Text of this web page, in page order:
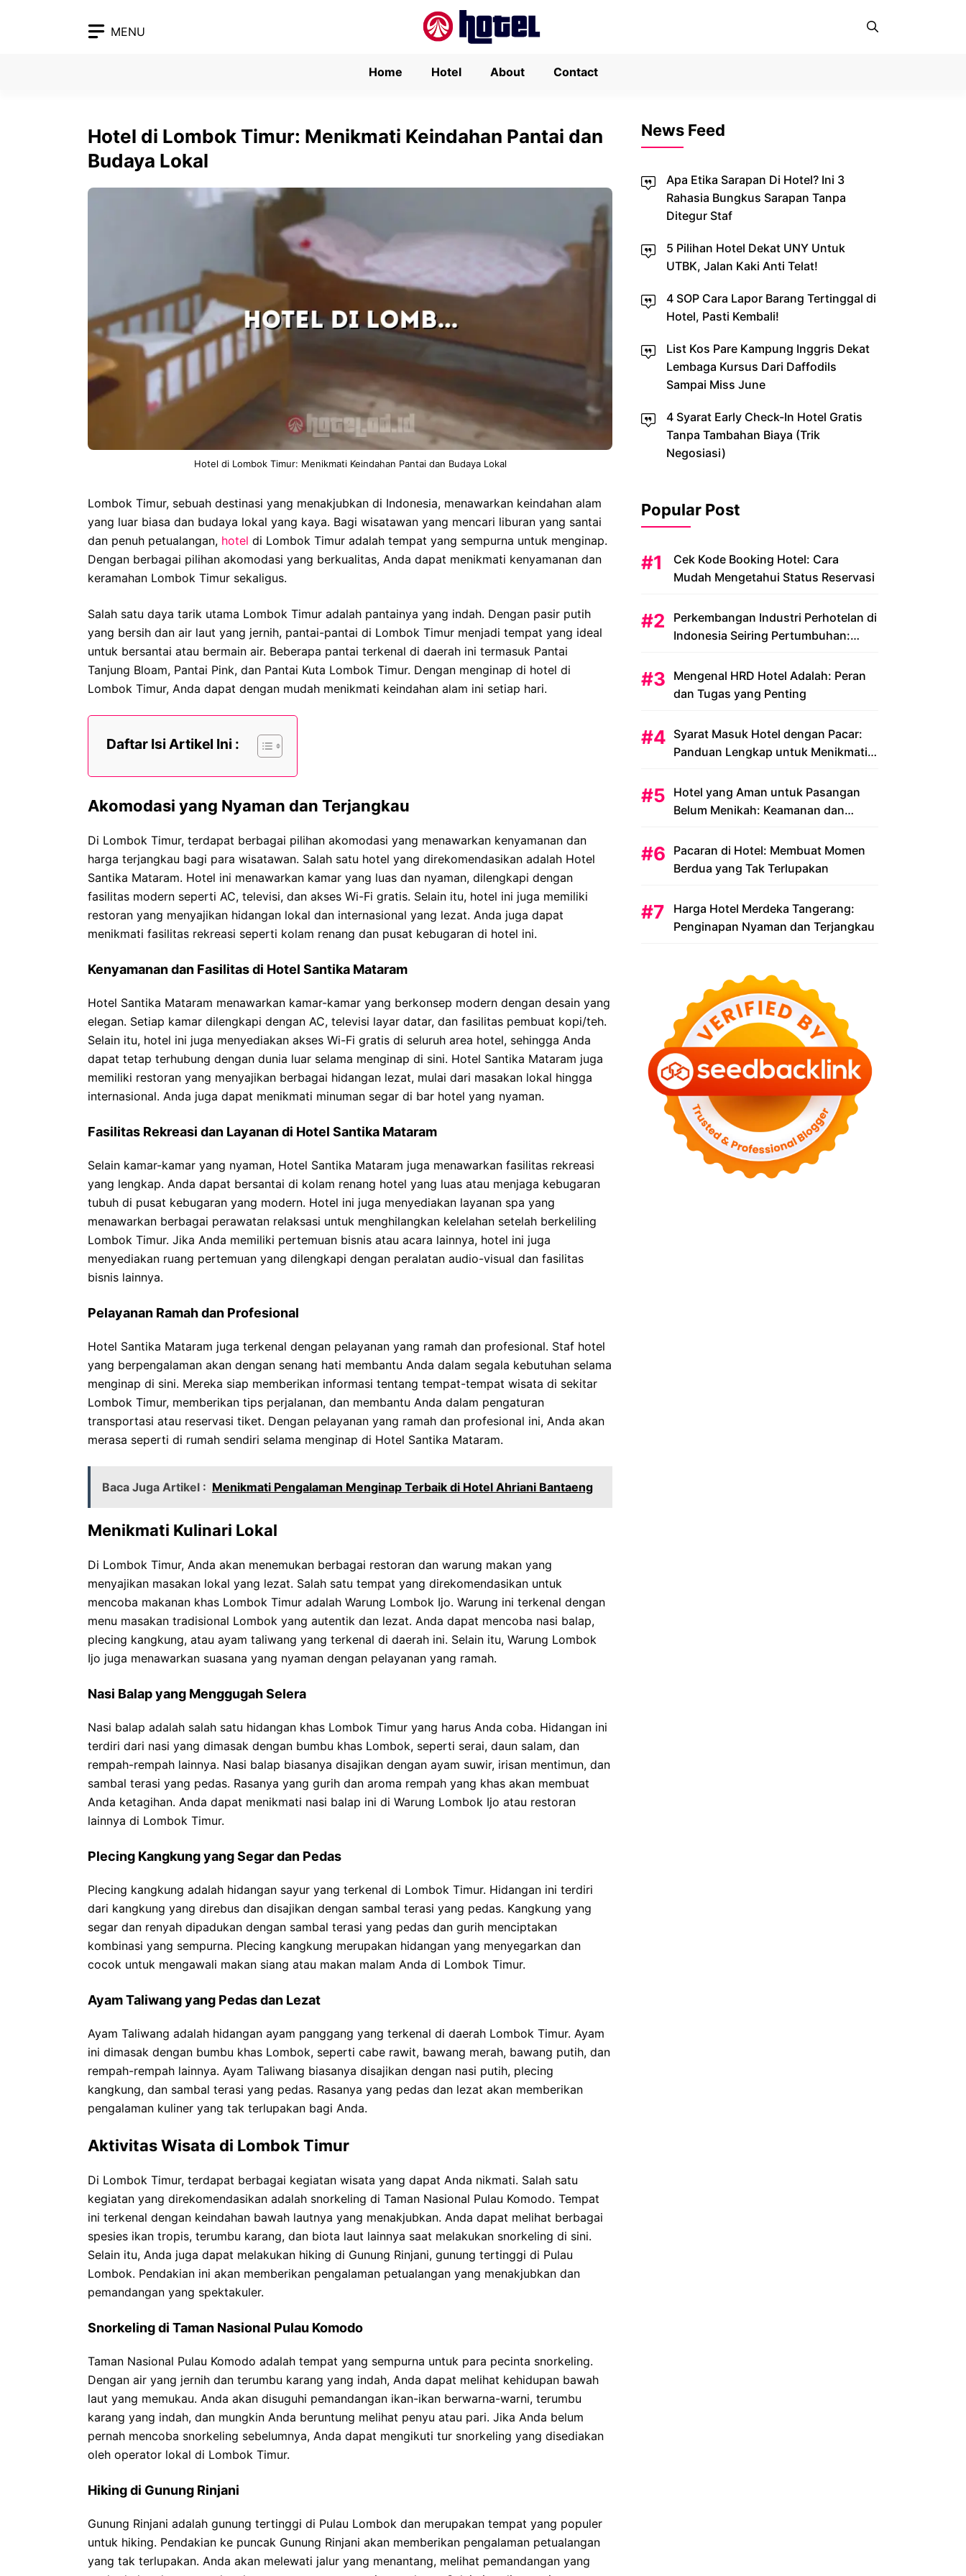
MENU
Home Hotel About Contact
Hotel di Lombok Timur: Menikmati Keindahan Pantai dan
Budaya Lokal
Hotel di Lombok Timur: Menikmati Keindahan Pantai dan Budaya Lokal
Lombok Timur, sebuah destinasi yang menakjubkan di Indonesia, menawarkan keindahan alam
yang luar biasa dan budaya lokal yang kaya. Bagi wisatawan yang mencari liburan yang santai
dan penuh petualangan, hotel di Lombok Timur adalah tempat yang sempurna untuk menginap.
Dengan berbagai pilihan akomodasi yang berkualitas, Anda dapat menikmati kenyamanan dan
keramahan Lombok Timur sekaligus.
Salah satu daya tarik utama Lombok Timur adalah pantainya yang indah. Dengan pasir putih
yang bersih dan air laut yang jernih, pantai-pantai di Lombok Timur menjadi tempat yang ideal
untuk bersantai atau bermain air. Beberapa pantai terkenal di daerah ini termasuk Pantai
Tanjung Bloam, Pantai Pink, dan Pantai Kuta Lombok Timur. Dengan menginap di hotel di
Lombok Timur, Anda dapat dengan mudah menikmati keindahan alam ini setiap hari.
Daftar Isi Artikel Ini :
Akomodasi yang Nyaman dan Terjangkau
Di Lombok Timur, terdapat berbagai pilihan akomodasi yang menawarkan kenyamanan dan
harga terjangkau bagi para wisatawan. Salah satu hotel yang direkomendasikan adalah Hotel
Santika Mataram. Hotel ini menawarkan kamar yang luas dan nyaman, dilengkapi dengan
fasilitas modern seperti AC, televisi, dan akses Wi-Fi gratis. Selain itu, hotel ini juga memiliki
restoran yang menyajikan hidangan lokal dan internasional yang lezat. Anda juga dapat
menikmati fasilitas rekreasi seperti kolam renang dan pusat kebugaran di hotel ini.
Kenyamanan dan Fasilitas di Hotel Santika Mataram
Hotel Santika Mataram menawarkan kamar-kamar yang berkonsep modern dengan desain yang
elegan. Setiap kamar dilengkapi dengan AC, televisi layar datar, dan fasilitas pembuat kopi/teh.
Selain itu, hotel ini juga menyediakan akses Wi-Fi gratis di seluruh area hotel, sehingga Anda
dapat tetap terhubung dengan dunia luar selama menginap di sini. Hotel Santika Mataram juga
memiliki restoran yang menyajikan berbagai hidangan lezat, mulai dari masakan lokal hingga
internasional. Anda juga dapat menikmati minuman segar di bar hotel yang nyaman.
Fasilitas Rekreasi dan Layanan di Hotel Santika Mataram
Selain kamar-kamar yang nyaman, Hotel Santika Mataram juga menawarkan fasilitas rekreasi
yang lengkap. Anda dapat bersantai di kolam renang hotel yang luas atau menjaga kebugaran
tubuh di pusat kebugaran yang modern. Hotel ini juga menyediakan layanan spa yang
menawarkan berbagai perawatan relaksasi untuk menghilangkan kelelahan setelah berkeliling
Lombok Timur. Jika Anda memiliki pertemuan bisnis atau acara lainnya, hotel ini juga
menyediakan ruang pertemuan yang dilengkapi dengan peralatan audio-visual dan fasilitas
bisnis lainnya.
Pelayanan Ramah dan Profesional
Hotel Santika Mataram juga terkenal dengan pelayanan yang ramah dan profesional. Staf hotel
yang berpengalaman akan dengan senang hati membantu Anda dalam segala kebutuhan selama
menginap di sini. Mereka siap memberikan informasi tentang tempat-tempat wisata di sekitar
Lombok Timur, memberikan tips perjalanan, dan membantu Anda dalam pengaturan
transportasi atau reservasi tiket. Dengan pelayanan yang ramah dan profesional ini, Anda akan
merasa seperti di rumah sendiri selama menginap di Hotel Santika Mataram.
Baca Juga Artikel : Menikmati Pengalaman Menginap Terbaik di Hotel Ahriani Bantaeng
Menikmati Kulinari Lokal
Di Lombok Timur, Anda akan menemukan berbagai restoran dan warung makan yang
menyajikan masakan lokal yang lezat. Salah satu tempat yang direkomendasikan untuk
mencoba makanan khas Lombok Timur adalah Warung Lombok Ijo. Warung ini terkenal dengan
menu masakan tradisional Lombok yang autentik dan lezat. Anda dapat mencoba nasi balap,
plecing kangkung, atau ayam taliwang yang terkenal di daerah ini. Selain itu, Warung Lombok
Ijo juga menawarkan suasana yang nyaman dengan pelayanan yang ramah.
Nasi Balap yang Menggugah Selera
Nasi balap adalah salah satu hidangan khas Lombok Timur yang harus Anda coba. Hidangan ini
terdiri dari nasi yang dimasak dengan bumbu khas Lombok, seperti serai, daun salam, dan
rempah-rempah lainnya. Nasi balap biasanya disajikan dengan ayam suwir, irisan mentimun, dan
sambal terasi yang pedas. Rasanya yang gurih dan aroma rempah yang khas akan membuat
Anda ketagihan. Anda dapat menikmati nasi balap ini di Warung Lombok Ijo atau restoran
lainnya di Lombok Timur.
Plecing Kangkung yang Segar dan Pedas
Plecing kangkung adalah hidangan sayur yang terkenal di Lombok Timur. Hidangan ini terdiri
dari kangkung yang direbus dan disajikan dengan sambal terasi yang pedas. Kangkung yang
segar dan renyah dipadukan dengan sambal terasi yang pedas dan gurih menciptakan
kombinasi yang sempurna. Plecing kangkung merupakan hidangan yang menyegarkan dan
cocok untuk mengawali makan siang atau makan malam Anda di Lombok Timur.
Ayam Taliwang yang Pedas dan Lezat
Ayam Taliwang adalah hidangan ayam panggang yang terkenal di daerah Lombok Timur. Ayam
ini dimasak dengan bumbu khas Lombok, seperti cabe rawit, bawang merah, bawang putih, dan
rempah-rempah lainnya. Ayam Taliwang biasanya disajikan dengan nasi putih, plecing
kangkung, dan sambal terasi yang pedas. Rasanya yang pedas dan lezat akan memberikan
pengalaman kuliner yang tak terlupakan bagi Anda.
Aktivitas Wisata di Lombok Timur
Di Lombok Timur, terdapat berbagai kegiatan wisata yang dapat Anda nikmati. Salah satu
kegiatan yang direkomendasikan adalah snorkeling di Taman Nasional Pulau Komodo. Tempat
ini terkenal dengan keindahan bawah lautnya yang menakjubkan. Anda dapat melihat berbagai
spesies ikan tropis, terumbu karang, dan biota laut lainnya saat melakukan snorkeling di sini.
Selain itu, Anda juga dapat melakukan hiking di Gunung Rinjani, gunung tertinggi di Pulau
Lombok. Pendakian ini akan memberikan pengalaman petualangan yang menakjubkan dan
pemandangan yang spektakuler.
Snorkeling di Taman Nasional Pulau Komodo
Taman Nasional Pulau Komodo adalah tempat yang sempurna untuk para pecinta snorkeling.
Dengan air yang jernih dan terumbu karang yang indah, Anda dapat melihat kehidupan bawah
laut yang memukau. Anda akan disuguhi pemandangan ikan-ikan berwarna-warni, terumbu
karang yang indah, dan mungkin Anda beruntung melihat penyu atau pari. Jika Anda belum
pernah mencoba snorkeling sebelumnya, Anda dapat mengikuti tur snorkeling yang disediakan
oleh operator lokal di Lombok Timur.
Hiking di Gunung Rinjani
Gunung Rinjani adalah gunung tertinggi di Pulau Lombok dan merupakan tempat yang populer
untuk hiking. Pendakian ke puncak Gunung Rinjani akan memberikan pengalaman petualangan
yang tak terlupakan. Anda akan melewati jalur yang menantang, melihat pemandangan yang
News Feed
Apa Etika Sarapan Di Hotel? Ini 3
Rahasia Bungkus Sarapan Tanpa
Ditegur Staf
5 Pilihan Hotel Dekat UNY Untuk
UTBK, Jalan Kaki Anti Telat!
4 SOP Cara Lapor Barang Tertinggal di
Hotel, Pasti Kembali!
List Kos Pare Kampung Inggris Dekat
Lembaga Kursus Dari Daffodils
Sampai Miss June
4 Syarat Early Check-In Hotel Gratis
Tanpa Tambahan Biaya (Trik
Negosiasi)
Popular Post
Cek Kode Booking Hotel: Cara
Mudah Mengetahui Status Reservasi
Perkembangan Industri Perhotelan di
Indonesia Seiring Pertumbuhan:
Mengenal HRD Hotel Adalah: Peran
dan Tugas yang Penting
Syarat Masuk Hotel dengan Pacar:
Panduan Lengkap untuk Menikmati
Hotel yang Aman untuk Pasangan
Belum Menikah: Keamanan dan
Pacaran di Hotel: Membuat Momen
Berdua yang Tak Terlupakan
Harga Hotel Merdeka Tangerang:
Penginapan Nyaman dan Terjangkau